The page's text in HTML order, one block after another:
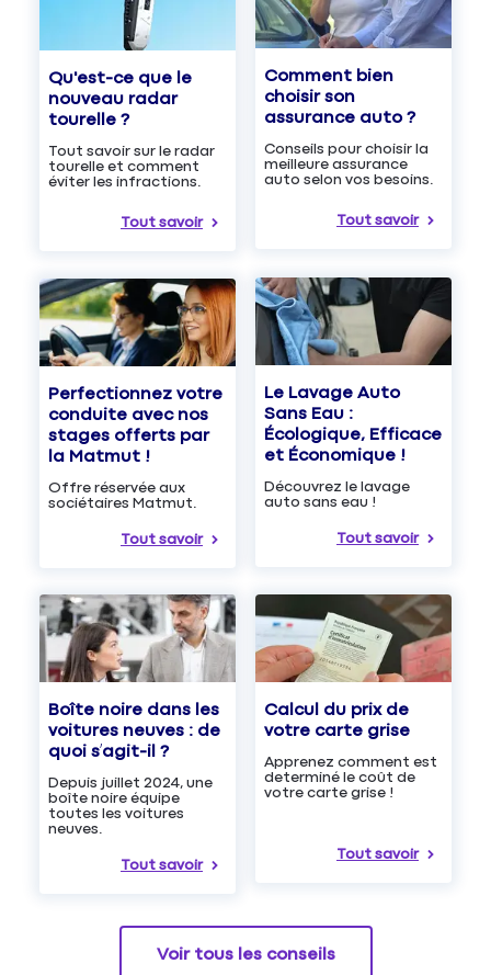
Qu'est-ce que le
nouveau radar
tourelle ?
Tout savoir sur le radar
tourelle et comment
éviter les infractions.
Tout savoir
Comment bien
choisir son
assurance auto ?
Conseils pour choisir la
meilleure assurance
auto selon vos besoins.
Tout savoir
Perfectionnez votre
conduite avec nos
stages offerts par
la Matmut !
Offre réservée aux
sociétaires Matmut.
Tout savoir
Le Lavage Auto
Sans Eau :
Écologique, Efficace
et Économique !
Découvrez le lavage
auto sans eau !
Tout savoir
Boîte noire dans les
voitures neuves : de
quoi s’agit-il ?
Depuis juillet 2024, une
boîte noire équipe
toutes les voitures
neuves.
Tout savoir
Calcul du prix de
votre carte grise
Apprenez comment est
determiné le coût de
votre carte grise !
Tout savoir
Voir tous les conseils